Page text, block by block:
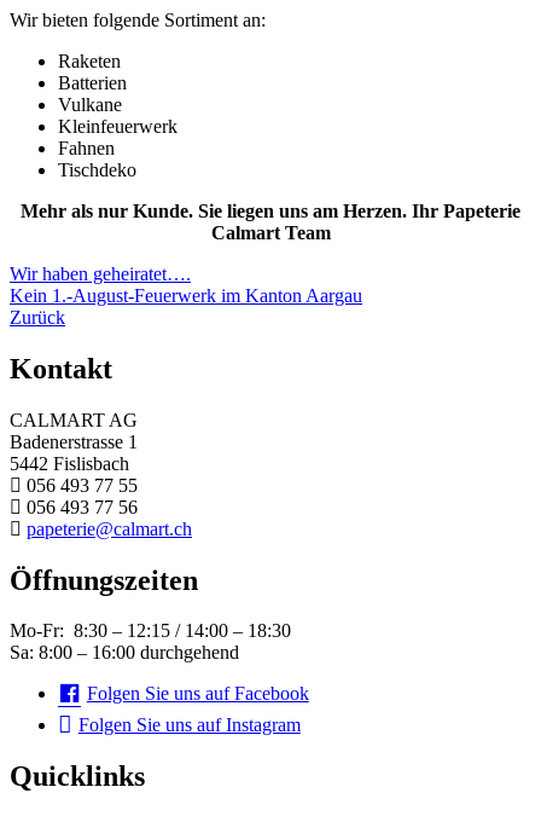
Wir bieten folgende Sortiment an:
Raketen
Batterien
Vulkane
Kleinfeuerwerk
Fahnen
Tischdeko
Mehr als nur Kunde. Sie liegen uns am Herzen. Ihr Papeterie
Calmart Team
Beitragsnavigation
Wir haben geheiratet….
Kein 1.-August-Feuerwerk im Kanton Aargau
Zurück
Kontakt
CALMART AG
Badenerstrasse 1
5442 Fislisbach
056 493 77 55
056 493 77 56
papeterie@calmart.ch
Öffnungszeiten
Mo-Fr: 8:30 – 12:15 / 14:00 – 18:30
Sa: 8:00 – 16:00 durchgehend
Folgen Sie uns auf Facebook
Folgen Sie uns auf Instagram
Quicklinks